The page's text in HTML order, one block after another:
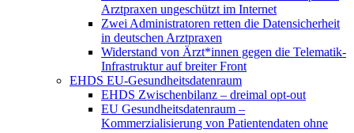
Arztpraxen ungeschützt im Internet
Zwei Administratoren retten die Datensicherheit
in deutschen Arztpraxen
Widerstand von Ärzt*innen gegen die Telematik-
Infrastruktur auf breiter Front
EHDS EU-Gesundheitsdatenraum
EHDS Zwischenbilanz – dreimal opt-out
EU Gesundheitsdatenraum –
Kommerzialisierung von Patientendaten ohne